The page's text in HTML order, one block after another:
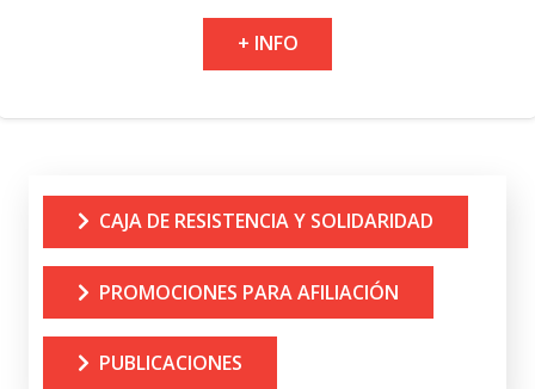
+ INFO
CAJA DE RESISTENCIA Y SOLIDARIDAD
PROMOCIONES PARA AFILIACIÓN
PUBLICACIONES